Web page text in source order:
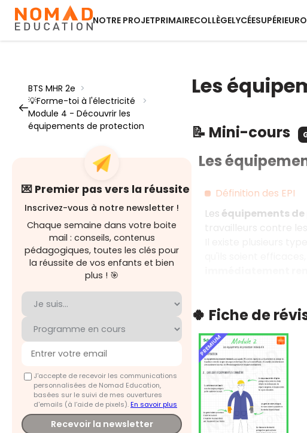
NOTRE PROJETPRIMAIRECOLLÈGELYCÉESUPÉRIEUR
BTS MHR 2e >
💡Forme-toi à l'électricité
>
Module 4 - Découvrir les
équipements de protection
💌 Premier pas vers la réussite
Inscrivez-vous à notre newsletter !
Chaque semaine dans votre boite
mail : conseils, contenus
pédagogiques, toutes les clés pour
la réussite de vos enfants et bien
plus ! 🎯
J'accepte de recevoir les communications
personnalisées de Nomad Education,
basées sur le suivi de mes ouvertures
d'emails (à l’aide de pixels).En savoir plus
Recevoir la newsletter
Les
📝 Mini-cours
Les
Définition des EPI
Les équipements
travailleurs contre
🍀 Fiche de
PREMIUM